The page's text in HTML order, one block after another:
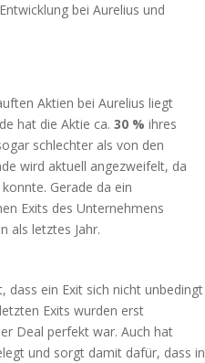
bei Aurelius und
Aktien bei Aurelius liegt
hat die Aktie ca. 30 % ihres
schlechter als von den
wird aktuell angezweifelt, da
Gerade da ein
Exits des Unternehmens
als letztes Jahr.
dass ein Exit sich nicht unbedingt
Exits wurden erst
Deal perfekt war. Auch hat
und sorgt damit dafür, dass in